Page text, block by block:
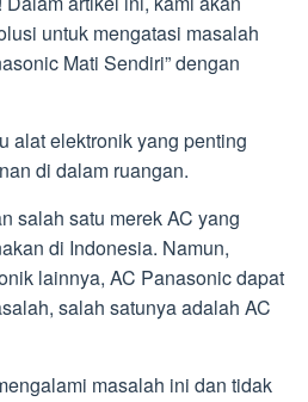
untuk mengatasi masalah
Mati Sendiri” dengan
alat elektronik yang penting
di dalam ruangan.
salah satu merek AC yang
di Indonesia. Namun,
lainnya, AC Panasonic dapat
salah satunya adalah AC
masalah ini dan tidak